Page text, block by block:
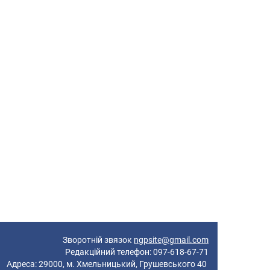
Зворотній звязок ngpsite@gmail.com
Редакційний телефон: 097-618-67-71
29000, м. Хмельницький, Грушевського 40